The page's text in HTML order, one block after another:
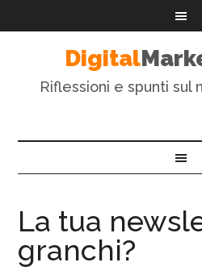
Digital
Riflessioni e spunti sul
La tua
granchi?